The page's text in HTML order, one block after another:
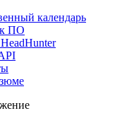
календарь
к ПО